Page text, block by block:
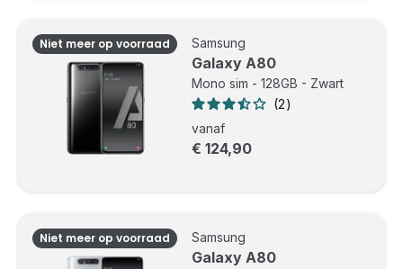
Niet meer op voorraad Samsung
Galaxy A80
Mono sim - 128GB - Zwart
2
vanaf
€ 124,90
Niet meer op voorraad Samsung
Galaxy A80